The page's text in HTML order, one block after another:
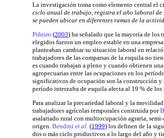
La investigación toma como elemento central el
ciclo anual de trabajo, registra el año laboral de
se pueden ubicar en diferentes ramas de la
Piñeiro (2003) ha señalado que la mayoría de los
elegidos fueron un empleo estable en una
planteaban cambiar su situación laboral en
trabajadores de las comparsas de la esquila no
es cuando trabajan a pleno y cuando obtienen
agropecuarias entre las ocupaciones en los
significativos de ocupación son la construcción y
período interzafra de esquila afecta al 19 % de los
Para analizar la precariedad laboral y la
trabajadores agrícolas temporales construida por
asalariado rural con multiocupación agraria,
origen. Bendini et al. (1999) los definen de la
dos o más ciclo productivos a lo largo del año y